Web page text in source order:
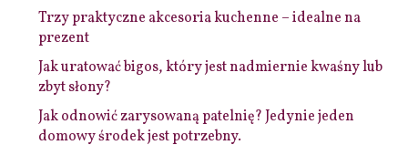
Trzy praktyczne akcesoria kuchenne – idealne na
prezent
Jak uratować bigos, który jest nadmiernie kwaśny lub
zbyt słony?
Jak odnowić zarysowaną patelnię? Jedynie jeden
domowy środek jest potrzebny.